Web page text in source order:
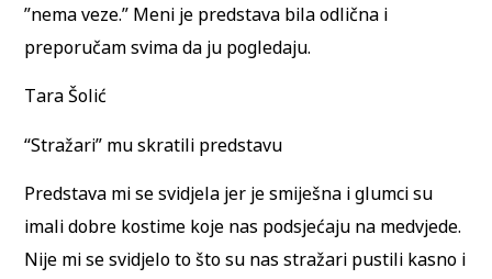
”nema veze.” Meni je predstava bila odlična i
preporučam svima da ju pogledaju.
Tara Šolić
“Stražari” mu skratili predstavu
Predstava mi se svidjela jer je smiješna i glumci su
imali dobre kostime koje nas podsjećaju na medvjede.
Nije mi se svidjelo to što su nas stražari pustili kasno i